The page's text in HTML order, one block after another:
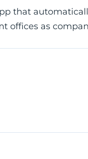
that
offices as